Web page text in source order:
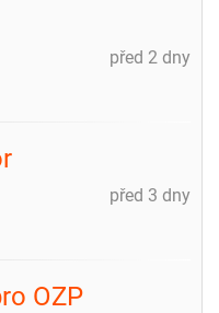
před 2 dny
před 3 dny
OZP